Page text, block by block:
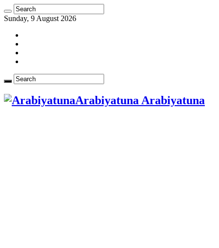
Sunday, 9 August 2026
Arabiyatuna Arabiyatuna